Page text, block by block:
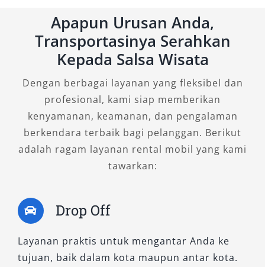
hingga 15–16 orang, tipe ini kerap menjadi
andalan untuk rental Hiace pada kegiatan
sekolah, perjalanan wisata kelompok, atau
acara keluarga besar.
Keunggulan utamanya terletak pada harga
yang lebih ekonomis dibandingkan tipe lainnya,
tanpa mengorbankan kenyamanan dasar. Fitur
pendingin udara menjangkau seluruh kabin,
tempat duduknya tertata rapi, dan bagasi
rombongan. Bagi yang menginginkan efisiensi
biaya dan kapasitas maksimal, sewa Hiace
Commuter adalah solusi transportasi yang
tepat.
Apapun Urusan Anda,
Transportasinya Serahkan
Kepada Salsa Wisata
Dengan berbagai layanan yang fleksibel dan
profesional, kami siap memberikan
kenyamanan, keamanan, dan pengalaman
berkendara terbaik bagi pelanggan. Berikut
adalah ragam layanan rental mobil yang kami
tawarkan:
Drop Off
Layanan praktis untuk mengantar Anda ke
tujuan, baik dalam kota maupun antar kota.